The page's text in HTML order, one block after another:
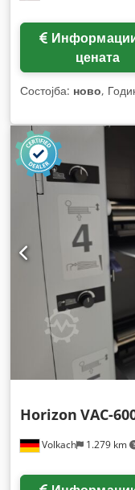
цената
Состојба: ново,
Volkach 1.279 km
Horizon VAC-